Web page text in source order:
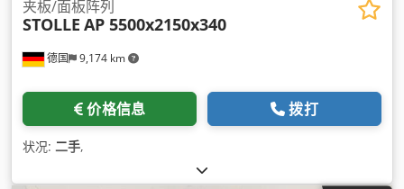
德国 9,174 km
夹板/面板阵列
STOLLE AP 5500x2150x340
价格信息 拨打
状况: 二手,